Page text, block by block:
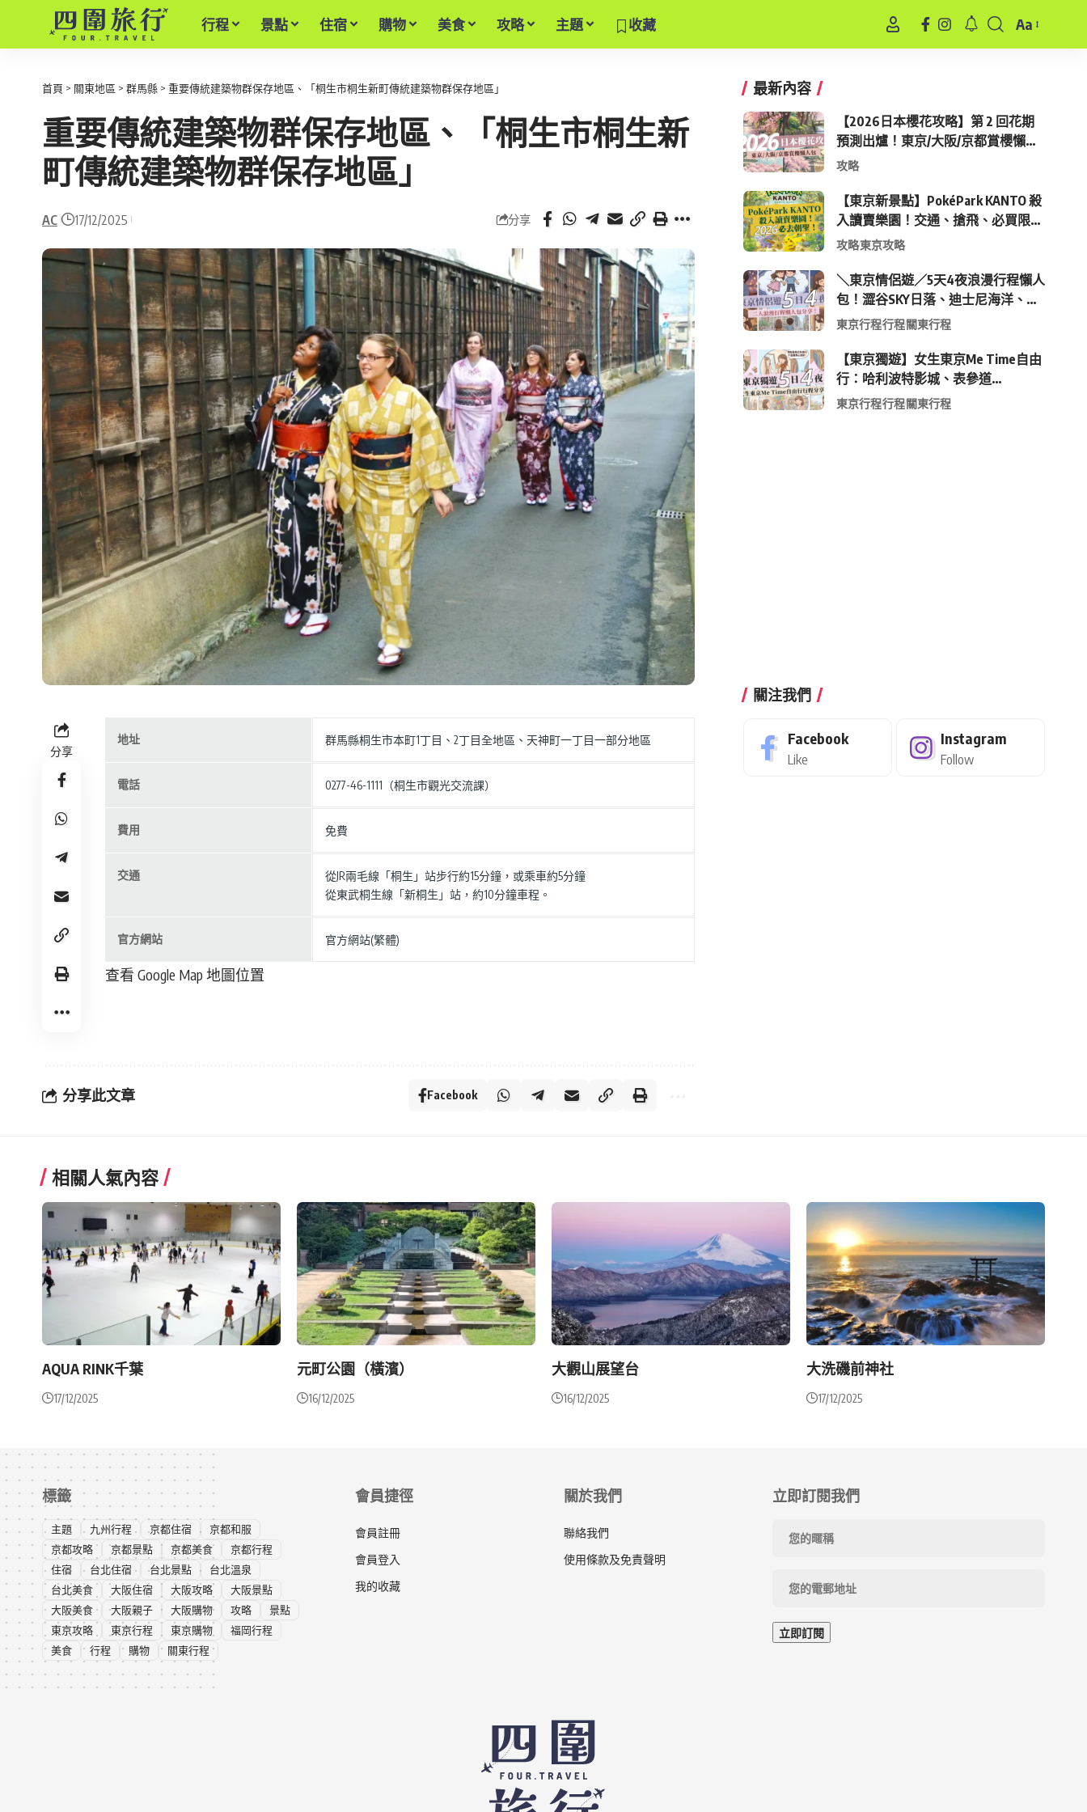
行程 景點 住宿 購物 美食 攻略 主題 收藏
Font
Aa
首頁 > 關東地區 > 群馬縣 > 重要傳統建築物群保存地區、「桐生市桐生新町傳統建築物群保存地區」
重要傳統建築物群保存地區、「桐生市桐生新
町傳統建築物群保存地區」
AC 17/12/2025 分享
分享
地址 群馬縣桐生市本町1丁目、2丁目全地區、天神町一丁目一部分地區
電話 0277-46-1111（桐生市觀光交流課）
費用 免費
交通
從JR兩毛線「桐生」站步行約15分鐘，或乘車約5分鐘
從東武桐生線「新桐生」站，約10分鐘車程。
官方網站 官方網站(繁體)
查看 Google Map 地圖位置
分享此文章 Facebook
最新內容
【2026日本櫻花攻略】第 2 回花期
預測出爐！東京/大阪/京都賞櫻懶人
包 (附最新時間表)
攻略
【東京新景點】PokéPark KANTO 殺
入讀賣樂園！交通、搶飛、必買限定
周邊全攻略
攻略東京攻略
＼東京情侶遊／5天4夜浪漫行程懶人
包！澀谷SKY日落、迪士尼海洋、中
目黑高質感咖啡廳全收錄
東京行程行程關東行程
【東京獨遊】女生東京Me Time自由
行：哈利波特影城、表參道
Shopping 與下北澤尋寶5日4夜慢活
東京行程行程關東行程
關注我們
Facebook
Like
Instagram
Follow
相關人氣內容
AQUA RINK千葉
17/12/2025
元町公園（橫濱）
16/12/2025
大觀山展望台
16/12/2025
大洗磯前神社
17/12/2025
標籤
主題 九州行程 京都住宿
京都和服
京都攻略
京都景點 京都美食
京都行程
住宿
台北住宿 台北景點
台北溫泉
台北美食
大阪住宿 大阪攻略
大阪景點
大阪美食
大阪親子 大阪購物 攻略
景點
東京攻略
東京行程 東京購物
福岡行程
美食
行程 購物 關東行程
會員捷徑
會員註冊
會員登入
我的收藏
關於我們
聯絡我們
使用條款及免責聲明
立即訂閱我們